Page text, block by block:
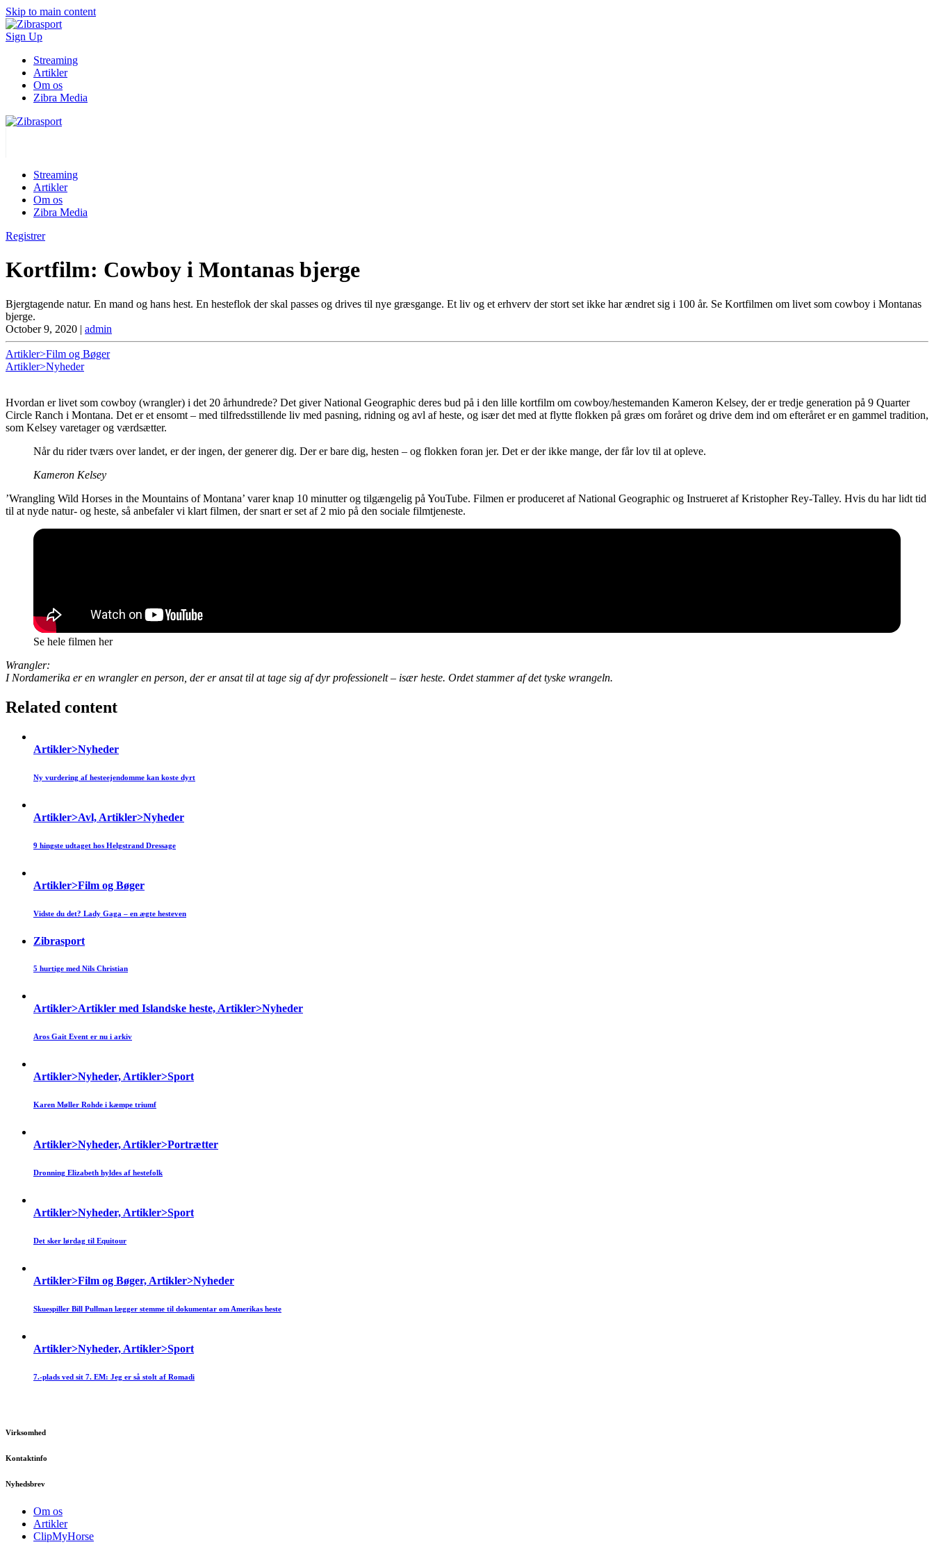
Skip to main content
Sign Up
Streaming
Artikler
Om os
Zibra Media
Streaming
Artikler
Om os
Zibra Media
Registrer
Kortfilm: Cowboy i Montanas bjerge
Bjergtagende natur. En mand og hans hest. En hesteflok der skal passes og drives til nye græsgange. Et liv og et erhverv der stort set ikke har ændret sig i 100 år. Se Kortfilmen om livet som cowboy i Montanas
bjerge.
October 9, 2020 | admin
Artikler>Film og Bøger
Artikler>Nyheder
Hvordan er livet som cowboy (wrangler) i det 20 århundrede? Det giver National Geographic deres bud på i den lille kortfilm om cowboy/hestemanden Kameron Kelsey, der er tredje generation på 9 Quarter
Circle Ranch i Montana. Det er et ensomt – med tilfredsstillende liv med pasning, ridning og avl af heste, og især det med at flytte flokken på græs om foråret og drive dem ind om efteråret er en gammel tradition,
som Kelsey varetager og værdsætter.
Når du rider tværs over landet, er der ingen, der generer dig. Der er bare dig, hesten – og flokken foran jer. Det er der ikke mange, der får lov til at opleve.
Kameron Kelsey
’Wrangling Wild Horses in the Mountains of Montana’ varer knap 10 minutter og tilgængelig på YouTube. Filmen er produceret af National Geographic og Instrueret af Kristopher Rey-Talley. Hvis du har lidt tid
til at nyde natur- og heste, så anbefaler vi klart filmen, der snart er set af 2 mio på den sociale filmtjeneste.
Se hele filmen her
Wrangler:
I Nordamerika er en wrangler en person, der er ansat til at tage sig af dyr professionelt – især heste. Ordet stammer af det tyske wrangeln.
Related content
Artikler>Nyheder
Ny vurdering af hesteejendomme kan koste dyrt
Artikler>Avl, Artikler>Nyheder
9 hingste udtaget hos Helgstrand Dressage
Artikler>Film og Bøger
Vidste du det? Lady Gaga – en ægte hesteven
Zibrasport
5 hurtige med Nils Christian
Artikler>Artikler med Islandske heste, Artikler>Nyheder
Aros Gait Event er nu i arkiv
Artikler>Nyheder, Artikler>Sport
Karen Møller Rohde i kæmpe triumf
Artikler>Nyheder, Artikler>Portrætter
Dronning Elizabeth hyldes af hestefolk
Artikler>Nyheder, Artikler>Sport
Det sker lørdag til Equitour
Artikler>Film og Bøger, Artikler>Nyheder
Skuespiller Bill Pullman lægger stemme til dokumentar om Amerikas heste
Artikler>Nyheder, Artikler>Sport
7.-plads ved sit 7. EM: Jeg er så stolt af Romadi
Virksomhed
Kontaktinfo
Nyhedsbrev
Om os
Artikler
ClipMyHorse